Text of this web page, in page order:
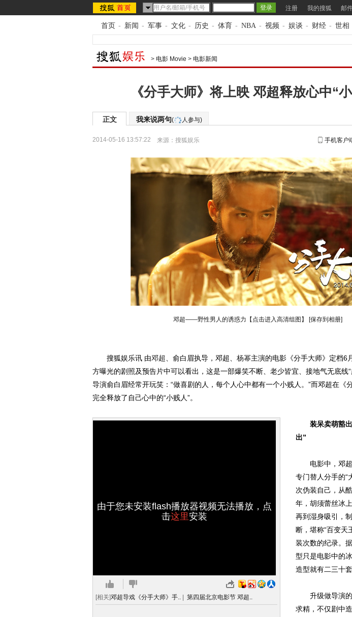
注册 我的搜狐 邮
首页 - 新闻 - 军事 - 文化 - 历史 - 体育 - NBA - 视频 - 娱谈 - 财经 - 世相
> 电影 Movie > 电影新闻
《分手大师》将上映 邓超释放心中“
正文 我来说两句( 人参与)
2014-05-16 13:57:22 来源： 搜狐娱乐 手机客户
邓超——野性男人的诱惑力【点击进入高清组图】 [保存到相册]
搜狐娱乐讯 由邓超 、俞白眉执导，邓超、 杨幂主演的电影《分手大师》定档6
方曝光的剧照及预告片中可以看出，这是一部爆笑不断、老少皆宜、接地气无底线
导演俞白眉经常开玩笑：“做喜剧的人，每个人心中都有一个小贱人。”而邓超在《
完全释放了自己心中的“小贱人”。
由于您未安装flash播放器视频无法播放，点
击这里安装
[相关]邓超导戏《分手大师》手.. 第四届北京电影节 邓超..
装呆卖萌豁
出”
电影中，邓超
专门替人分手的“
次伪装自己，从
年，胡须蕾丝冰
再到湿身吸引，
断，堪称“百变天
装次数的纪录。
型只是电影中的
造型就有二三十
升级做导演的
求精，不仅剧中